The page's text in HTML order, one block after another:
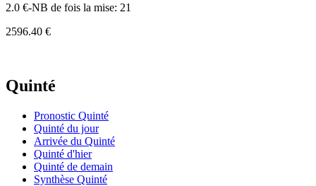
2.0 €-NB de fois la mise: 21
2596.40 €
Quinté
Pronostic Quinté
Quinté du jour
Arrivée du Quinté
Quinté d'hier
Quinté de demain
Synthèse Quinté